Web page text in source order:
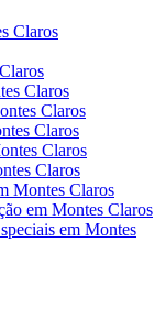
Claros
Claros
Claros
Claros
Claros
Claros
Montes Claros
em Montes Claros
em Montes